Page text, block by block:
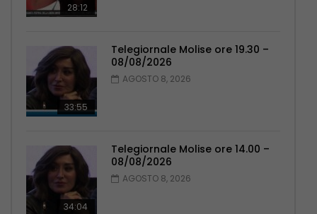
28:12
33:55
Telegiornale Molise ore 19.30 –
08/08/2026
AGOSTO 8, 2026
34:04
Telegiornale Molise ore 14.00 –
08/08/2026
AGOSTO 8, 2026